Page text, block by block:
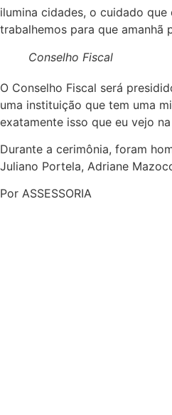
ilumina cidades, o cuidado
trabalhemos para que amanhã
Conselho Fiscal
O Conselho Fiscal será
uma instituição que tem uma
exatamente isso que eu vejo
Durante a cerimônia, foram
Juliano Portela, Adriane
Por ASSESSORIA